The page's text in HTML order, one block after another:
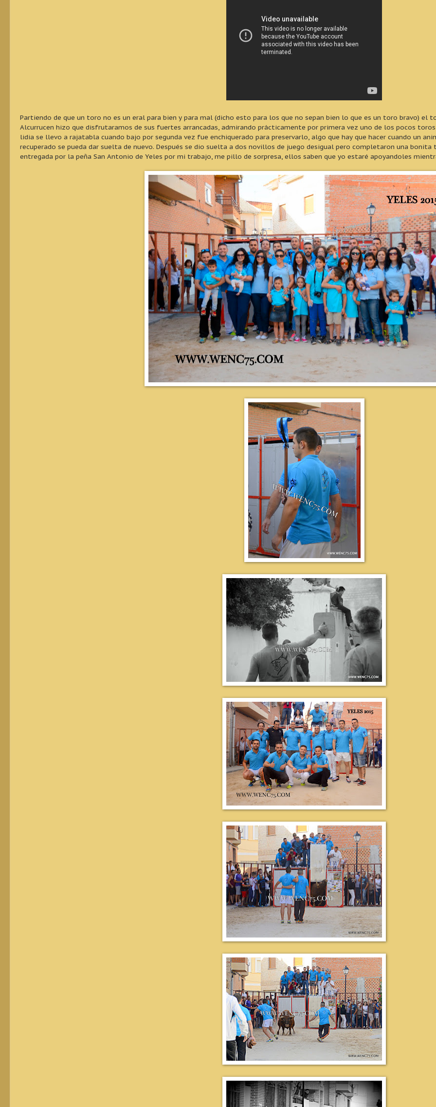
Partiendo de que un toro no es un eral para bien y para mal (dicho esto para los que no sepan bien lo que es un toro bravo) el
Alcurrucen hizo que disfrutaramos de sus fuertes arrancadas, admirando prácticamente por primera vez uno de los pocos
lidia se llevo a rajatabla cuando bajo por segunda vez fue enchiquerado para preservarlo, algo que hay que hacer cuando un
recuperado se pueda dar suelta de nuevo. Después se dio suelta a dos novillos de juego desigual pero completaron una bonita
entregada por la peña San Antonio de Yeles por mi trabajo, me pillo de sorpresa, ellos saben que yo estaré apoyandoles